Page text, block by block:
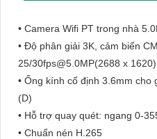
• Camera Wifi PT trong nhà
• Độ phân giải 3K, cảm biến
25/30fps@5.0MP(2688 x 1620)
• Ống kính cố định 3.6mm cho
(D)
• Hỗ trợ quay quét: ngang 0-
• Chuẩn nén H.265